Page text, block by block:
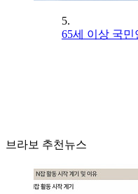
5.
65세 이상 국민
브라보 추천뉴스